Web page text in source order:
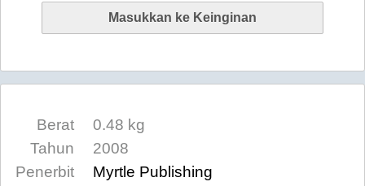
Berat
0.48 kg
Tahun
2008
Penerbit
Myrtle Publishing